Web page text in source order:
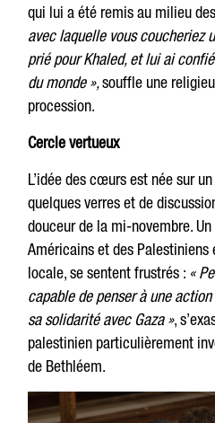
qui lui a été remis au milieu
avec laquelle vous coucheriez
prié pour Khaled, et lui ai
du monde »,souffle une
procession.
Cercle vertueux
L’idée des cœurs est née sur
quelques verres et de
douceur de la mi-novembre. Un
Américains et des Palestiniens
locale, se sentent frustrés : «
capable de penser à une
sa solidarité avec Gaza »,
palestinien particulièrement
de Bethléem.